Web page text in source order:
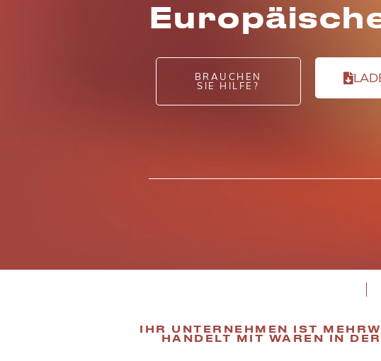
BRAUCHEN
SIE HILFE?
IHR UNTERNEHMEN IST
HANDELT MIT WAREN IN